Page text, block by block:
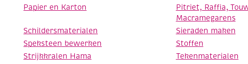
Papier en Karton
Pitriet, Raffia,
Macramegarens
Schildersmaterialen
Sieraden maken
Speksteen bewerken
Stoffen
Strijkkralen Hama
Tekenmaterialen